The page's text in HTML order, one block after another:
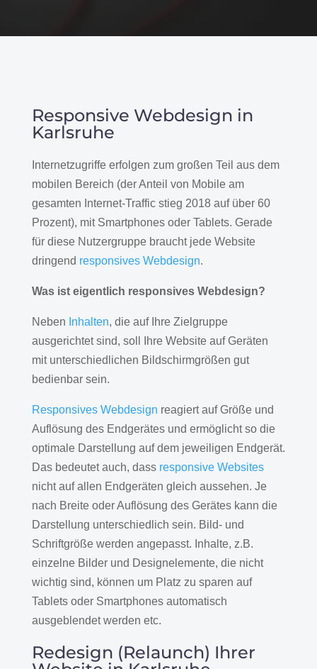
Responsive Webdesign in
Karlsruhe
Internetzugriffe erfolgen zum großen Teil aus dem
mobilen Bereich (der Anteil von Mobile am
gesamten Internet-Traffic stieg 2018 auf über 60
Prozent), mit Smartphones oder Tablets. Gerade
für diese Nutzergruppe braucht jede Website
dringend responsives Webdesign.
Was ist eigentlich responsives Webdesign?
Neben Inhalten, die auf Ihre Zielgruppe
ausgerichtet sind, soll Ihre Website auf Geräten
mit unterschiedlichen Bildschirmgrößen gut
bedienbar sein.
Responsives Webdesign reagiert auf Größe und
Auflösung des Endgerätes und ermöglicht so die
optimale Darstellung auf dem jeweiligen Endgerät.
Das bedeutet auch, dass responsive Websites
nicht auf allen Endgeräten gleich aussehen. Je
nach Breite oder Auflösung des Gerätes kann die
Darstellung unterschiedlich sein. Bild- und
Schriftgröße werden angepasst. Inhalte, z.B.
einzelne Bilder und Designelemente, die nicht
wichtig sind, können um Platz zu sparen auf
Tablets oder Smartphones automatisch
ausgeblendet werden etc.
Redesign (Relaunch) Ihrer